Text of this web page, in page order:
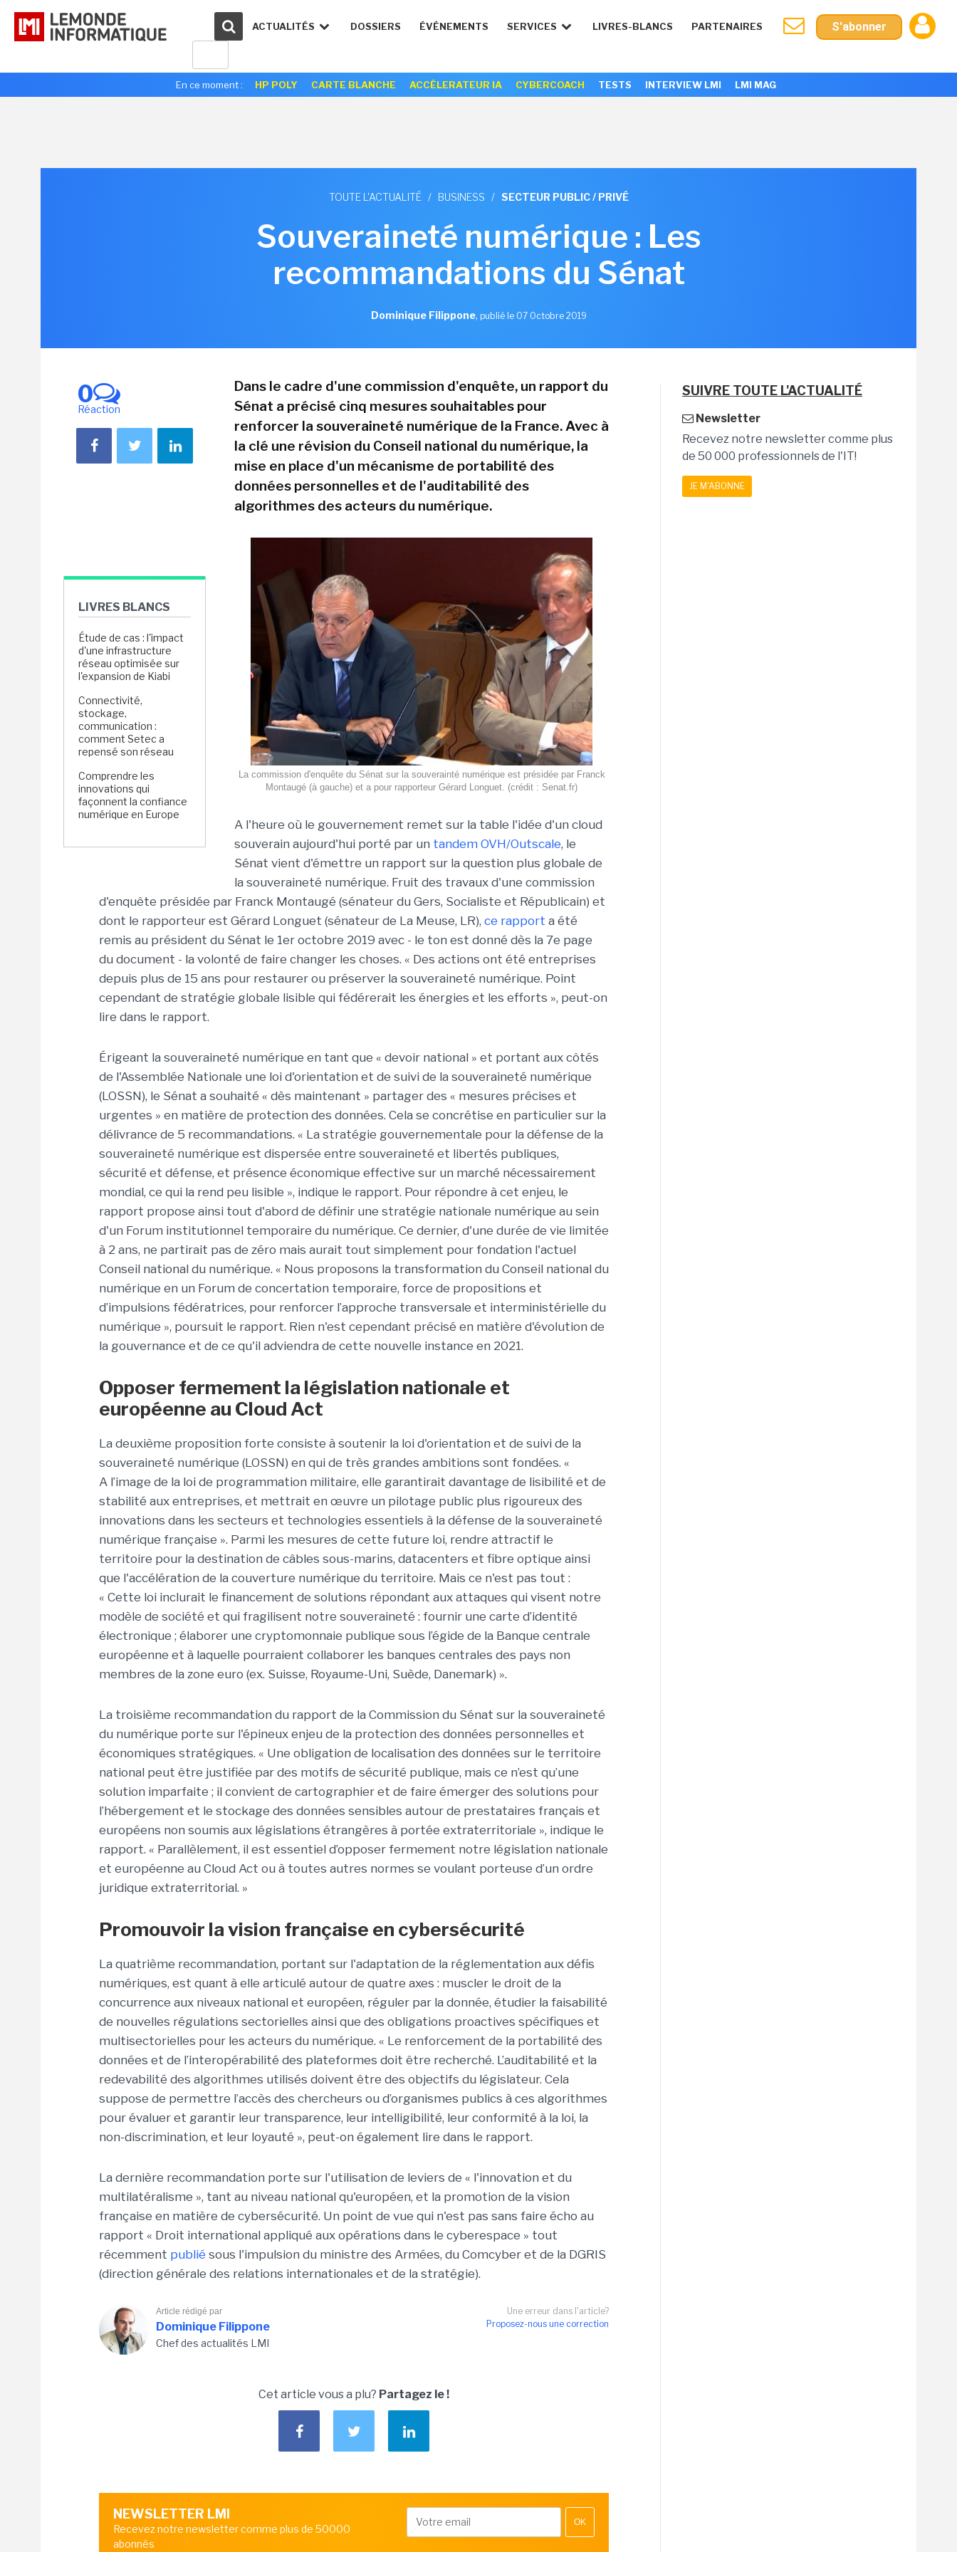
ACTUALITÉS DOSSIERS ÉVÉNEMENTS SERVICES LIVRES-BLANCS PARTENAIRES S'abonner
En ce moment : HP POLY CARTE BLANCHE ACCÉLERATEUR IA CYBERCOACH TESTS INTERVIEW LMI LMI MAG
TOUTE L'ACTUALITÉ / BUSINESS / SECTEUR PUBLIC / PRIVÉ
Souveraineté numérique : Les
recommandations du Sénat
Dominique Filippone, publié le 07 Octobre 2019
0
Réaction
LIVRES BLANCS
Étude de cas : l'impact
d'une infrastructure
réseau optimisée sur
l'expansion de Kiabi
Connectivité,
stockage,
communication :
comment Setec a
repensé son réseau
Comprendre les
innovations qui
façonnent la confiance
numérique en Europe
Dans le cadre d'une commission d'enquête, un rapport du
Sénat a précisé cinq mesures souhaitables pour
renforcer la souveraineté numérique de la France. Avec à
la clé une révision du Conseil national du numérique, la
mise en place d'un mécanisme de portabilité des
données personnelles et de l'auditabilité des
algorithmes des acteurs du numérique.
La commission d'enquête du Sénat sur la souverainté numérique est présidée par Franck
Montaugé (à gauche) et a pour rapporteur Gérard Longuet. (crédit : Senat.fr)
A l'heure où le gouvernement remet sur la table l'idée d'un cloud
souverain aujourd'hui porté par un tandem OVH/Outscale, le
Sénat vient d'émettre un rapport sur la question plus globale de
la souveraineté numérique. Fruit des travaux d'une commission
d'enquête présidée par Franck Montaugé (sénateur du Gers, Socialiste et Républicain) et
dont le rapporteur est Gérard Longuet (sénateur de La Meuse, LR), ce rapport a été
remis au président du Sénat le 1er octobre 2019 avec - le ton est donné dès la 7e page
du document - la volonté de faire changer les choses. « Des actions ont été entreprises
depuis plus de 15 ans pour restaurer ou préserver la souveraineté numérique. Point
cependant de stratégie globale lisible qui fédérerait les énergies et les efforts », peut-on
lire dans le rapport.
Érigeant la souveraineté numérique en tant que « devoir national » et portant aux côtés
de l'Assemblée Nationale une loi d'orientation et de suivi de la souveraineté numérique
(LOSSN), le Sénat a souhaité « dès maintenant » partager des « mesures précises et
urgentes » en matière de protection des données. Cela se concrétise en particulier sur la
délivrance de 5 recommandations. « La stratégie gouvernementale pour la défense de la
souveraineté numérique est dispersée entre souveraineté et libertés publiques,
sécurité et défense, et présence économique effective sur un marché nécessairement
mondial, ce qui la rend peu lisible », indique le rapport. Pour répondre à cet enjeu, le
rapport propose ainsi tout d'abord de définir une stratégie nationale numérique au sein
d'un Forum institutionnel temporaire du numérique. Ce dernier, d'une durée de vie limitée
à 2 ans, ne partirait pas de zéro mais aurait tout simplement pour fondation l'actuel
Conseil national du numérique. « Nous proposons la transformation du Conseil national du
numérique en un Forum de concertation temporaire, force de propositions et
d’impulsions fédératrices, pour renforcer l’approche transversale et interministérielle du
numérique », poursuit le rapport. Rien n'est cependant précisé en matière d'évolution de
la gouvernance et de ce qu'il adviendra de cette nouvelle instance en 2021.
Opposer fermement la législation nationale et
européenne au Cloud Act
La deuxième proposition forte consiste à soutenir la loi d'orientation et de suivi de la
souveraineté numérique (LOSSN) en qui de très grandes ambitions sont fondées. «
A l’image de la loi de programmation militaire, elle garantirait davantage de lisibilité et de
stabilité aux entreprises, et mettrait en œuvre un pilotage public plus rigoureux des
innovations dans les secteurs et technologies essentiels à la défense de la souveraineté
numérique française ». Parmi les mesures de cette future loi, rendre attractif le
territoire pour la destination de câbles sous-marins, datacenters et fibre optique ainsi
que l'accélération de la couverture numérique du territoire. Mais ce n'est pas tout :
« Cette loi inclurait le financement de solutions répondant aux attaques qui visent notre
modèle de société et qui fragilisent notre souveraineté : fournir une carte d’identité
électronique ; élaborer une cryptomonnaie publique sous l’égide de la Banque centrale
européenne et à laquelle pourraient collaborer les banques centrales des pays non
membres de la zone euro (ex. Suisse, Royaume-Uni, Suède, Danemark) ».
La troisième recommandation du rapport de la Commission du Sénat sur la souveraineté
du numérique porte sur l'épineux enjeu de la protection des données personnelles et
économiques stratégiques. « Une obligation de localisation des données sur le territoire
national peut être justifiée par des motifs de sécurité publique, mais ce n’est qu’une
solution imparfaite ; il convient de cartographier et de faire émerger des solutions pour
l’hébergement et le stockage des données sensibles autour de prestataires français et
européens non soumis aux législations étrangères à portée extraterritoriale », indique le
rapport. « Parallèlement, il est essentiel d’opposer fermement notre législation nationale
et européenne au Cloud Act ou à toutes autres normes se voulant porteuse d’un ordre
juridique extraterritorial. »
Promouvoir la vision française en cybersécurité
La quatrième recommandation, portant sur l'adaptation de la réglementation aux défis
numériques, est quant à elle articulé autour de quatre axes : muscler le droit de la
concurrence aux niveaux national et européen, réguler par la donnée, étudier la faisabilité
de nouvelles régulations sectorielles ainsi que des obligations proactives spécifiques et
multisectorielles pour les acteurs du numérique. « Le renforcement de la portabilité des
données et de l’interopérabilité des plateformes doit être recherché. L’auditabilité et la
redevabilité des algorithmes utilisés doivent être des objectifs du législateur. Cela
suppose de permettre l’accès des chercheurs ou d’organismes publics à ces algorithmes
pour évaluer et garantir leur transparence, leur intelligibilité, leur conformité à la loi, la
non-discrimination, et leur loyauté », peut-on également lire dans le rapport.
La dernière recommandation porte sur l'utilisation de leviers de « l'innovation et du
multilatéralisme », tant au niveau national qu'européen, et la promotion de la vision
française en matière de cybersécurité. Un point de vue qui n'est pas sans faire écho au
rapport « Droit international appliqué aux opérations dans le cyberespace » tout
récemment publié sous l'impulsion du ministre des Armées, du Comcyber et de la DGRIS
(direction générale des relations internationales et de la stratégie).
Une erreur dans l'article?
Proposez-nous une correction
Article rédigé par
Dominique Filippone
Chef des actualités LMI
Cet article vous a plu? Partagez le !
NEWSLETTER LMI
Recevez notre newsletter comme plus de 50000
abonnés
OK
SUIVRE TOUTE L'ACTUALITÉ
Newsletter
Recevez notre newsletter comme plus
de 50 000 professionnels de l'IT!
JE M'ABONNE